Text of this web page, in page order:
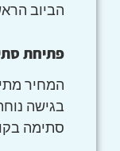
הביוב
פתיחת
המחיר
בגישה
סתימה